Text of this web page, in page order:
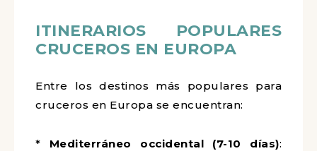
ITINERARIOS POPULARES
CRUCEROS EN EUROPA
Entre los destinos más populares para
cruceros en Europa se encuentran:
* Mediterráneo occidental (7-10 días):